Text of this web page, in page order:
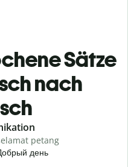
Sätze
nach
petang
день